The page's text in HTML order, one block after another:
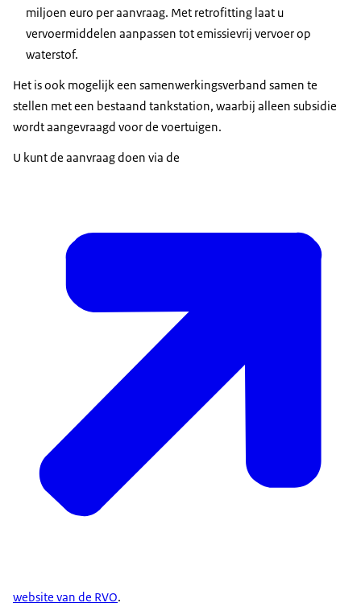
miljoen euro per aanvraag. Met retrofitting laat u
vervoermiddelen aanpassen tot emissievrij vervoer op
waterstof.
Het is ook mogelijk een samenwerkingsverband samen te
stellen met een bestaand tankstation, waarbij alleen subsidie
wordt aangevraagd voor de voertuigen.
U kunt de aanvraag doen via de
website van de RVO.